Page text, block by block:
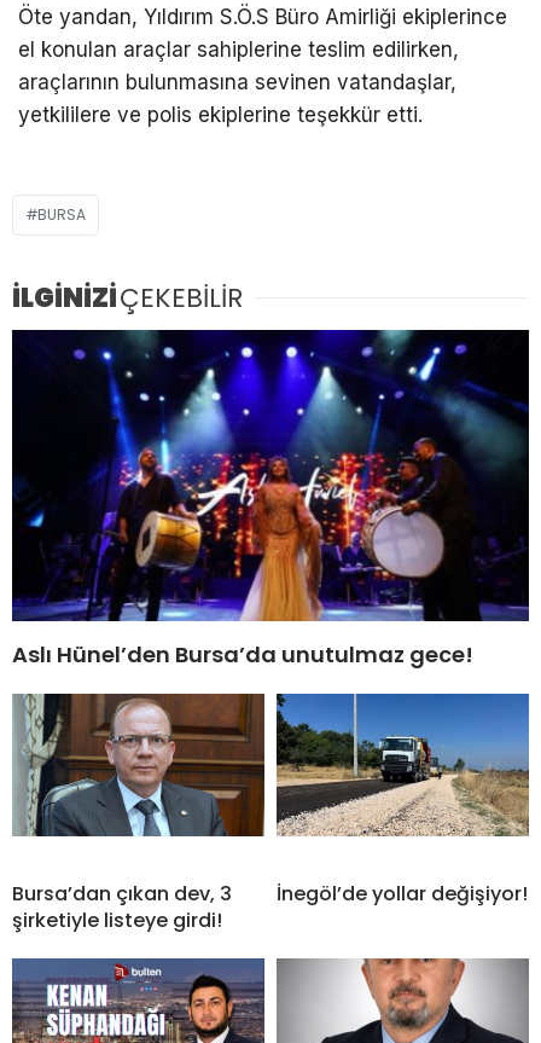
Öte yandan, Yıldırım S.Ö.S Büro Amirliği ekiplerince
el konulan araçlar sahiplerine teslim edilirken,
araçlarının bulunmasına sevinen vatandaşlar,
yetkililere ve polis ekiplerine teşekkür etti.
BURSA
İLGİNİZİÇEKEBİLİR
Aslı Hünel’den Bursa’da unutulmaz gece!
Bursa’dan çıkan dev, 3
şirketiyle listeye girdi!
İnegöl’de yollar değişiyor!